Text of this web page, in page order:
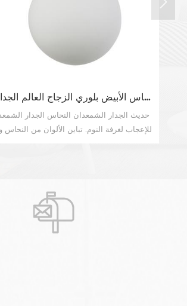
جديدة على التقليدية المحدثة ، هذا الشمعدان المزدوج
الرائع للجدار يجمع بين أذرع أنيقة وظلال قماشية
الجدار ذو الذراع المزدوجة الجميل هذا مثالي للتثبيت
كل جانب من سريرك لخلق إضاءة ناعمة للقراءة الليلية.
أن هذا الشمعدان الأسود ذو الجدار المزدوج الأنيق